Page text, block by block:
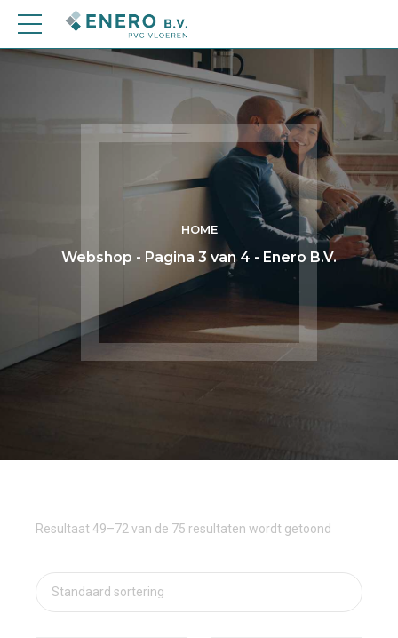
HOME
Webshop - Pagina 3 van 4 - Enero B.V.
Resultaat 49–72 van de 75 resultaten wordt getoond